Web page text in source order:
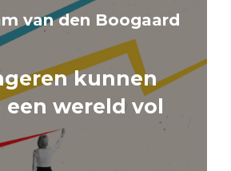
van den Boogaard
kunnen
een wereld vol